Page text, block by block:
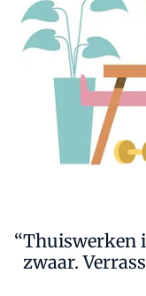
Thuiswerken
zwaar.